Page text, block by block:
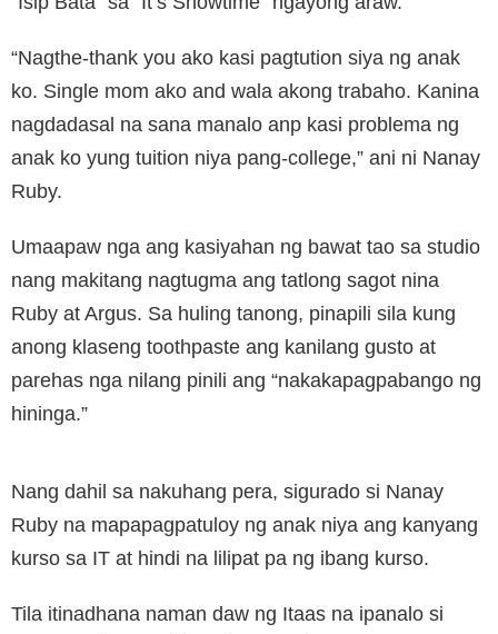
“Nagthe-thank you ako kasi pagtution siya ng anak
ko. Single mom ako and wala akong trabaho. Kanina
nagdadasal na sana manalo anp kasi problema ng
anak ko yung tuition niya pang-college,” ani ni Nanay
Ruby.
Umaapaw nga ang kasiyahan ng bawat tao sa studio
nang makitang nagtugma ang tatlong sagot nina
Ruby at Argus. Sa huling tanong, pinapili sila kung
anong klaseng toothpaste ang kanilang gusto at
parehas nga nilang pinili ang “nakakapagpabango ng
hininga.”
Nang dahil sa nakuhang pera, sigurado si Nanay
Ruby na mapapagpatuloy ng anak niya ang kanyang
kurso sa IT at hindi na lilipat pa ng ibang kurso.
Tila itinadhana naman daw ng Itaas na ipanalo si